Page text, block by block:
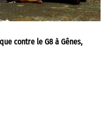
contre le G8 à Gênes,